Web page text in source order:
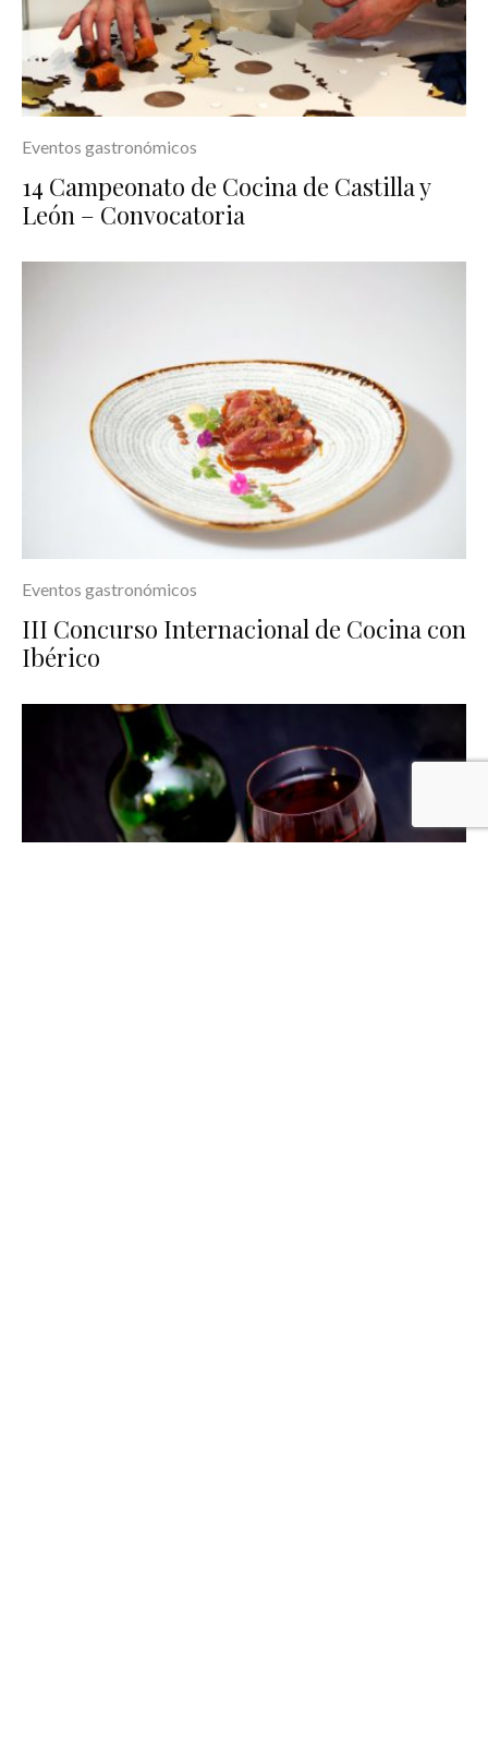
Eventos gastronómicos
14 Campeonato de Cocina de Castilla y
León – Convocatoria
Eventos gastronómicos
III Concurso Internacional de Cocina con
Ibérico